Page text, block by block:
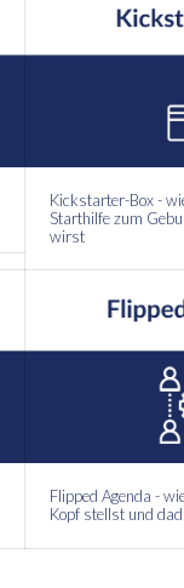
Kickstarter-Box -
Starthilfe zum
wirst
Flipped Agenda -
Kopf stellst und